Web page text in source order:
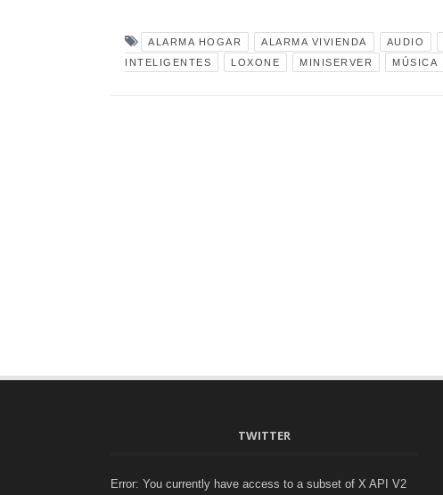
ALARMA HOGAR ALARMA VIVIENDA AUDIO
INTELIGENTES
LOXONE MINISERVER MÚSICA
TWITTER
Error: You currently have access to a subset of X API V2